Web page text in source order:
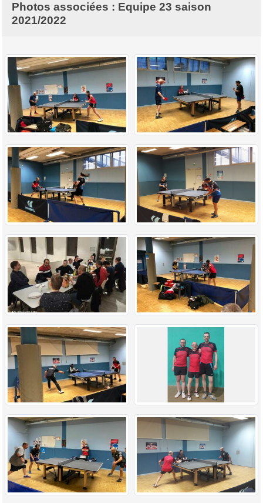
Photos associées : Equipe 23 saison
2021/2022